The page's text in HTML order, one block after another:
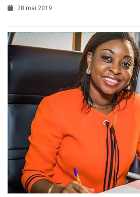
28 mai 2019